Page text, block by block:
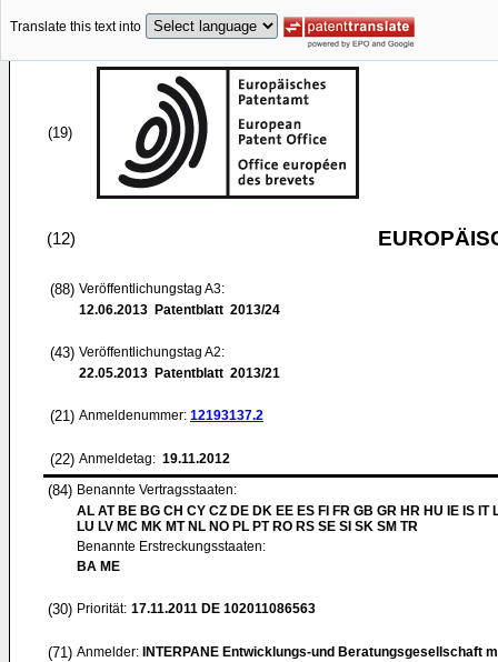
Translate this text into
(19)
(12)
(88) Veröffentlichungstag A3:
12.06.2013 Patentblatt 2013/24
(43) Veröffentlichungstag A2:
22.05.2013 Patentblatt 2013/21
(21) Anmeldenummer: 12193137.2
(22) Anmeldetag: 19.11.2012
(84) Benannte Vertragsstaaten:
AL AT BE BG CH CY CZ DE DK EE ES FI FR GB GR HR HU IE IS IT
LU LV MC MK MT NL NO PL PT RO RS SE SI SK SM TR
Benannte Erstreckungsstaaten:
BA ME
(30) Priorität: 17.11.2011 DE 102011086563
(71) Anmelder: INTERPANE Entwicklungs-und Beratungsgesellschaft